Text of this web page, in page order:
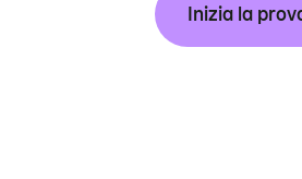
Inizia la